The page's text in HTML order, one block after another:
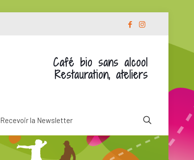
Recevoir la Newsletter
Café bio sans alcool
Restauration, ateliers